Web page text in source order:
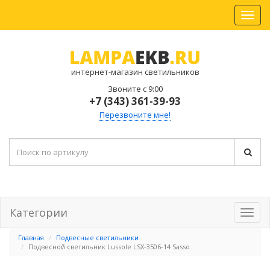
интернет-магазин светильников
Звоните с 9:00
+7 (343) 361-39-93
Перезвоните мне!
Категории
Главная
Подвесные светильники
Подвесной светильник Lussole LSX-3506-14 Sasso